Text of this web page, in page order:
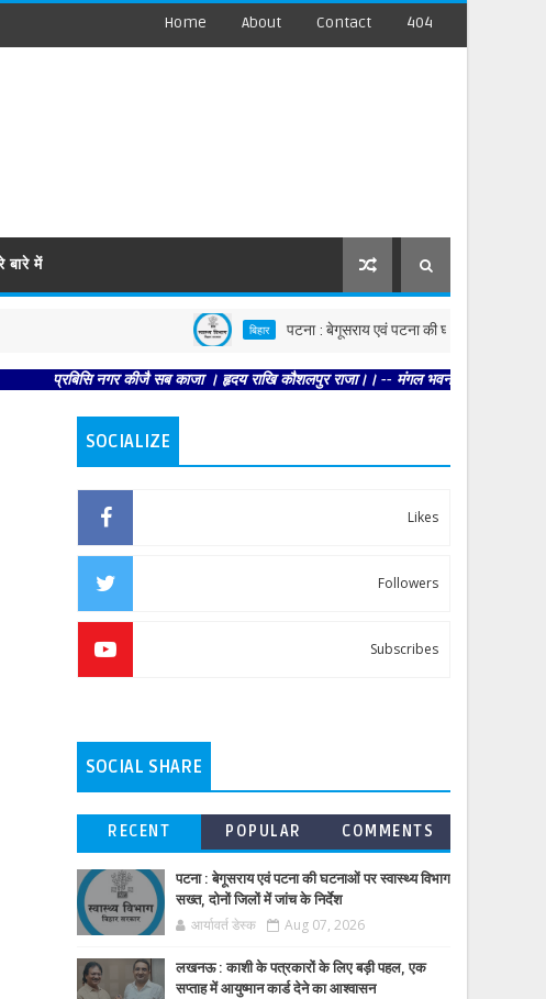
Home About Contact 404
बारे में
बिहार पटना : बेगूसराय एवं पटना की घटनाओं पर स्वास्थ्य विभाग
नगर कीजै सब काजा । हृदय राखि कौशलपुर राजा।। -- मंगल भवन अमंगल हारी। द्रवहु सुदसरथ
SOCIALIZE
Likes
Followers
Subscribes
SOCIAL SHARE
RECENT POPULAR COMMENTS
पटना : बेगूसराय एवं पटना की घटनाओं पर स्वास्थ्य विभाग
सख्त, दोनों जिलों में जांच के निर्देश
आर्यावर्त डेस्क Aug 07, 2026
लखनऊ : काशी के पत्रकारों के लिए बड़ी पहल, एक
सप्ताह में आयुष्मान कार्ड देने का आश्वासन